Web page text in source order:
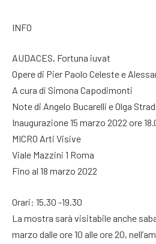
INFO
AUDACES, Fortuna iuvat
Opere di Pier Paolo Celeste e
A cura di Simona Capodimonti
Note di Angelo Bucarelli e Olga
Inaugurazione 15 marzo 2022 ore
MICRO Arti Visive
Viale Mazzini 1 Roma
Fino al 18 marzo 2022
Orari: 15.30 -19.30
La mostra sarà visitabile anche
marzo dalle ore 10 alle ore 20,